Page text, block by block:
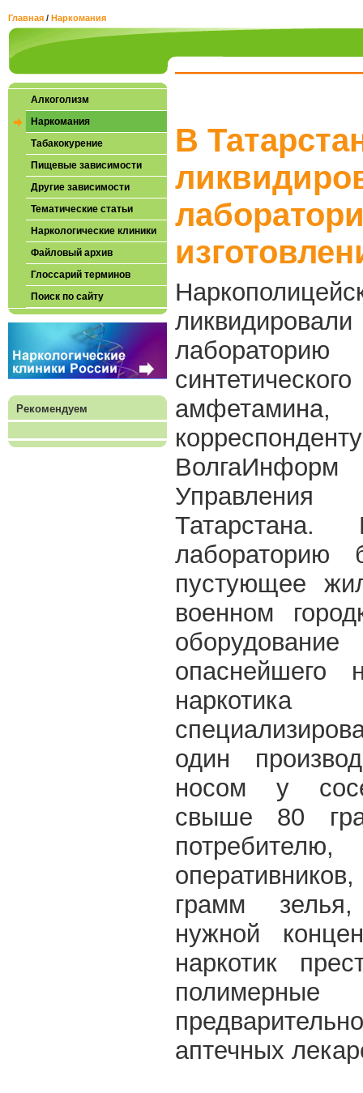
Главная / Наркомания
Алкоголизм
Наркомания
Табакокурение
Пищевые зависимости
Другие зависимости
Тематические статьи
Наркологические клиники
Файловый архив
Глоссарий терминов
Поиск по сайту
Рекомендуем
В
Татарстана.
лабораторию
пустующее
военном
опаснейшего
один
носом у
свыше 80
грамм
нужной
наркотик
аптечных